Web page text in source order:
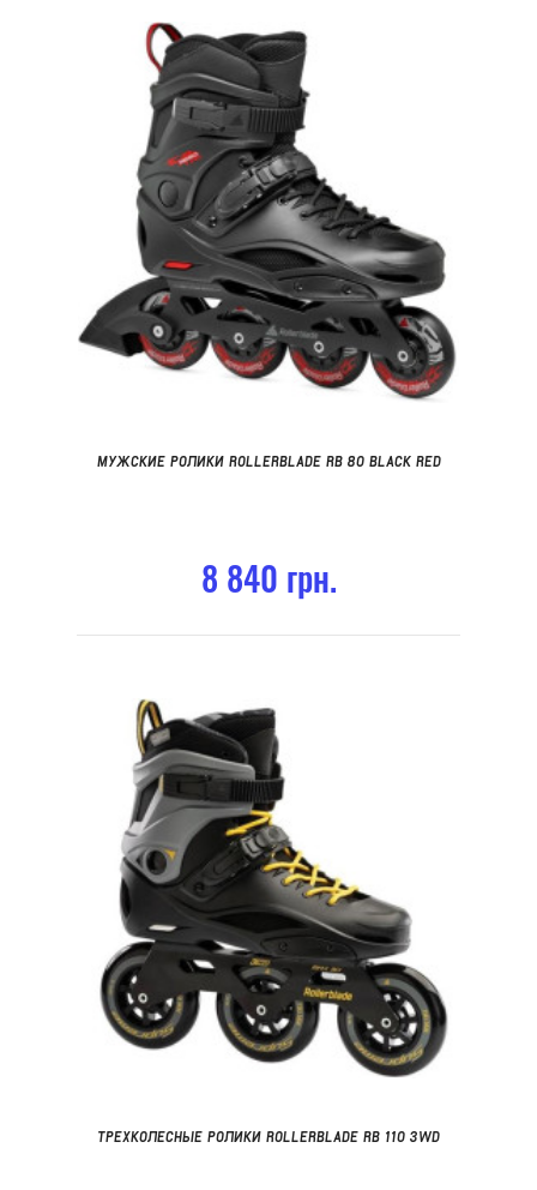
МУЖСКИЕ РОЛИКИ ROLLERBLADE RB 80 BLACK RED
8 840 грн.
ТРЕХКОЛЕСНЫЕ РОЛИКИ ROLLERBLADE RB 110 3WD